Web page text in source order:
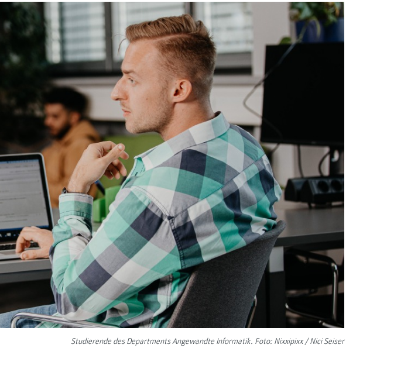
Studierende des Departments Angewandte Informatik. Foto: Nixxipixx / Nici Seiser